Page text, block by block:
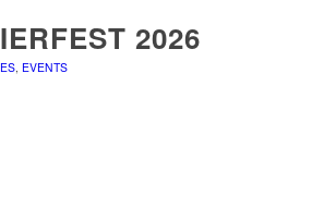
2026
, EVENTS